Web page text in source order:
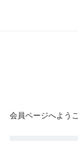
会員ページへよう